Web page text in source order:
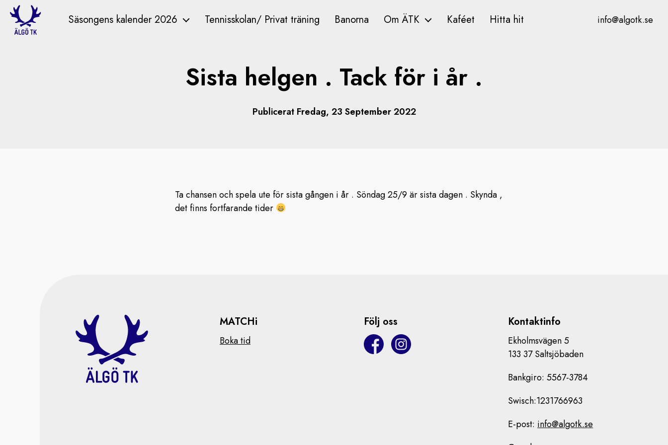
Säsongens kalender 2026 Tennisskolan/ Privat träning Banorna Om ÄTK Kaféet Hitta hit info@algotk.se
Sista helgen . Tack för i år .
Publicerat Fredag, 23 September 2022
Ta chansen och spela ute för sista gången i år . Söndag 25/9 är sista dagen . Skynda ,
det finns fortfarande tider
MATCHi
Boka tid
Följ oss Kontaktinfo
Ekholmsvägen 5
133 37 Saltsjöbaden
Bankgiro: 5567-3784
Swisch:1231766963
E-post: info@algotk.se